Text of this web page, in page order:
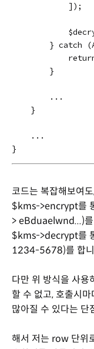
]);
} catch
return new
}
...
}
...
}
코드는 복잡해보여
$kms->encrypt를
> eBduaelwnd...)를
$kms->decrypt를
1234-5678)를 합
다만 위 방식을 사용
할 수 없고, 호출시
많아질 수 있다는 단
해서 저는 row 단위